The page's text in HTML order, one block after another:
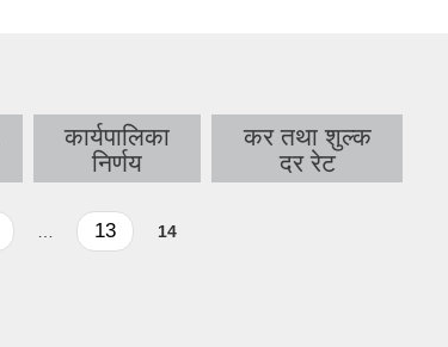
कार्यपालिका
निर्णय
कर तथा शुल्क
दर रेट
13 14